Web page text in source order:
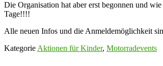
Die Organisation hat aber erst begonnen und
Tage!!!!
Alle neuen Infos und die Anmeldemöglichkeit
Kategorie Aktionen für Kinder, Motorradevents